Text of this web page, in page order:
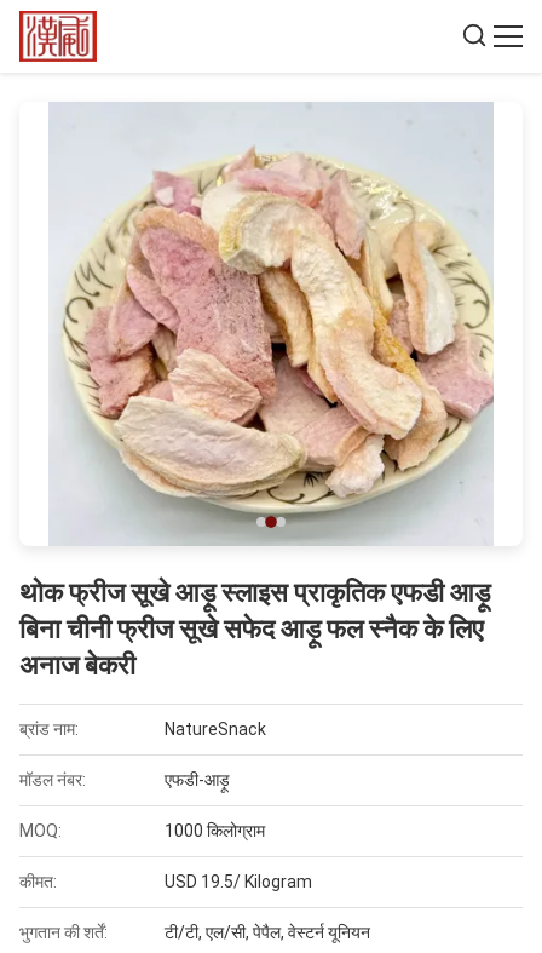
थोक फ्रीज सूखे आड़ू स्लाइस प्राकृतिक एफडी आड़ू
बिना चीनी फ्रीज सूखे सफेद आड़ू फल स्नैक के लिए
अनाज बेकरी
ब्रांड नाम: NatureSnack
मॉडल नंबर: एफडी-आड़ू
MOQ: 1000 किलोग्राम
कीमत: USD 19.5/ Kilogram
भुगतान की शर्तें: टी/टी, एल/सी, पेपैल, वेस्टर्न यूनियन